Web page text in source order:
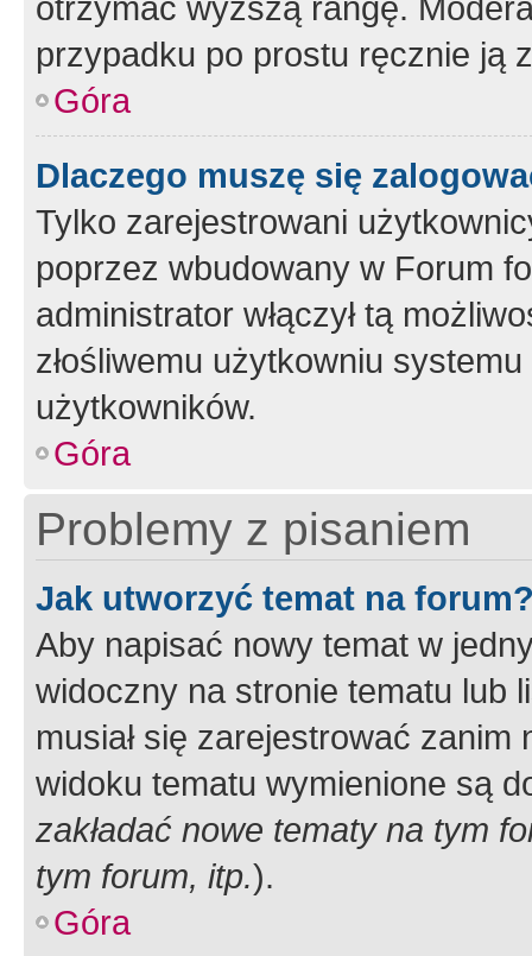
przypadku po prostu ręcznie ją
Góra
Dlaczego muszę się
Tylko zarejestrowani
poprzez wbudowany w Forum
administrator włączył tą
złośliwemu użytkowniu
użytkowników.
Góra
Problemy z pisaniem
Jak utworzyć temat na
Aby napisać nowy temat w
widoczny na stronie tematu lub
musiał się zarejestrować
widoku tematu wymienione są
zakładać nowe tematy na tym
tym forum, itp.).
Góra